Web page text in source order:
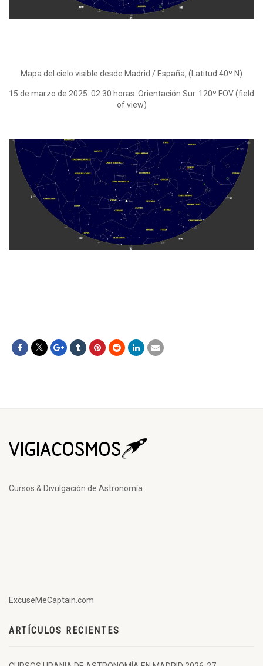
Mapa del cielo visible desde Madrid / España, (Latitud 40º N)
15 de marzo de 2025. 02:30 horas. Orientación Sur. 120º FOV (field
of view)
Cursos & Divulgación de Astronomía
ExcuseMeCaptain.com
ARTÍCULOS RECIENTES